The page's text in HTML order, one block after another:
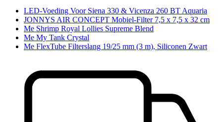
LED-Voeding Voor Siena 330 & Vicenza 260 BT Aquaria
JONNYS AIR CONCEPT Mobiel-Filter 7,5 x 7,5 x 32 cm
Me Shrimp Royal Lollies Supreme Blend
Me My Tank Crystal
Me FlexTube Filterslang 19/25 mm (3 m), Siliconen Zwart